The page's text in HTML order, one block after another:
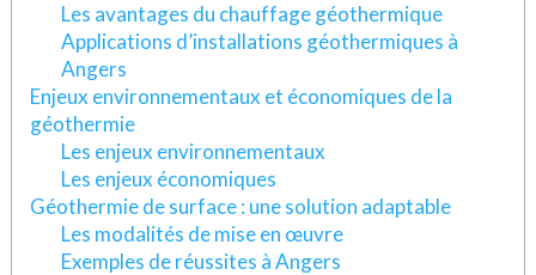
Les avantages du chauffage géothermique
Applications d’installations géothermiques à
Angers
Enjeux environnementaux et économiques de la
géothermie
Les enjeux environnementaux
Les enjeux économiques
Géothermie de surface : une solution adaptable
Les modalités de mise en œuvre
Exemples de réussites à Angers